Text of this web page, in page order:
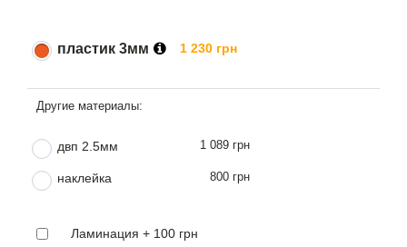
пластик 3мм 1 230 грн
двп 2.5мм 1 089 грн
наклейка 800 грн
Ламинация + 100 грн